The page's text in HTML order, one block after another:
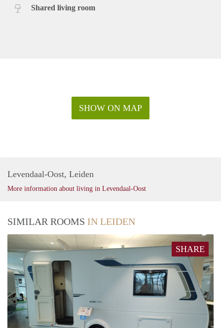
Shared living room
SHOW ON MAP
Levendaal-Oost, Leiden
More information about living in Levendaal-Oost
SIMILAR ROOMS IN LEIDEN
SHARE